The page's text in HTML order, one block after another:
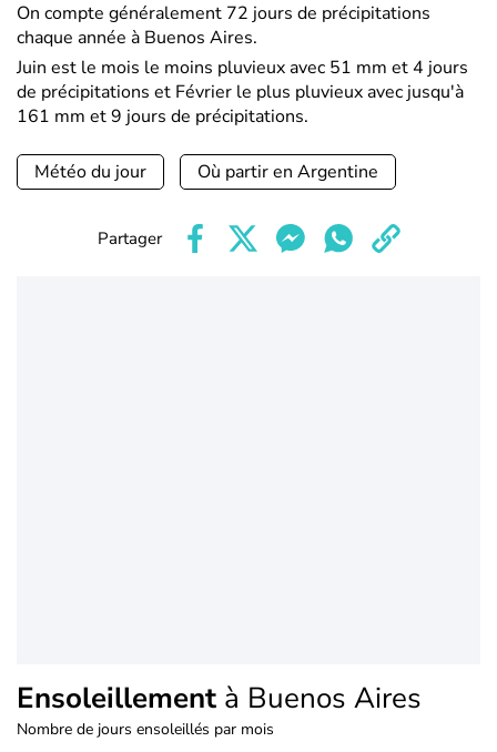
On compte généralement 72 jours de précipitations
chaque année à Buenos Aires.
Juin est le mois le moins pluvieux avec 51 mm et 4 jours
de précipitations et Février le plus pluvieux avec jusqu'à
161 mm et 9 jours de précipitations.
Météo du jour Où partir en Argentine
Partager
Ensoleillement à Buenos Aires
Nombre de jours ensoleillés par mois